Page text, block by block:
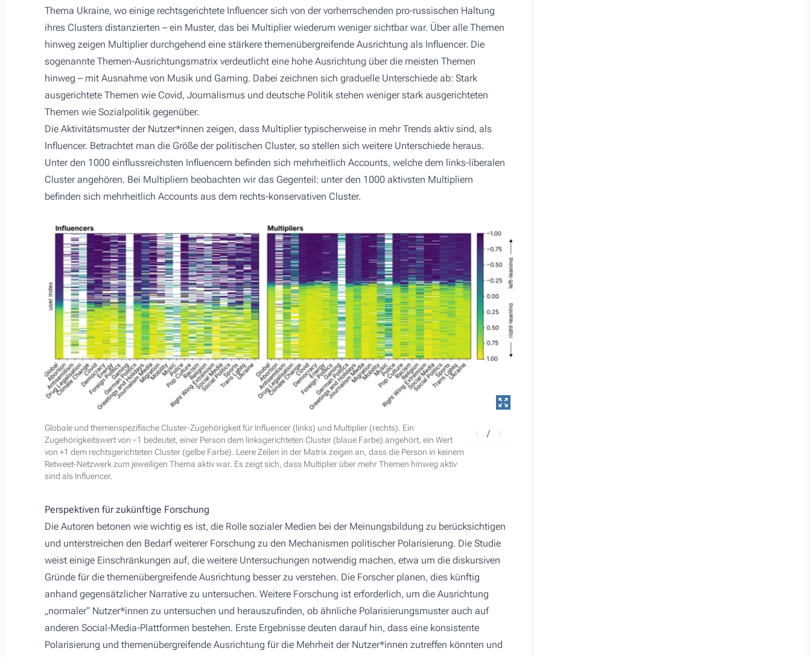
Thema Ukraine, wo einige rechtsgerichtete Influencer sich von der vorherrschenden pro-russischen Haltung
ihres Clusters distanzierten – ein Muster, das bei Multiplier wiederum weniger sichtbar war. Über alle Themen
hinweg zeigen Multiplier durchgehend eine stärkere themenübergreifende Ausrichtung als Influencer. Die
sogenannte Themen-Ausrichtungsmatrix verdeutlicht eine hohe Ausrichtung über die meisten Themen
hinweg – mit Ausnahme von Musik und Gaming. Dabei zeichnen sich graduelle Unterschiede ab: Stark
ausgerichtete Themen wie Covid, Journalismus und deutsche Politik stehen weniger stark ausgerichteten
Themen wie Sozialpolitik gegenüber.
Die Aktivitätsmuster der Nutzer*innen zeigen, dass Multiplier typischerweise in mehr Trends aktiv sind, als
Influencer. Betrachtet man die Größe der politischen Cluster, so stellen sich weitere Unterschiede heraus.
Unter den 1000 einflussreichsten Influencern befinden sich mehrheitlich Accounts, welche dem links-liberalen
Cluster angehören. Bei Multipliern beobachten wir das Gegenteil: unter den 1000 aktivsten Multipliern
befinden sich mehrheitlich Accounts aus dem rechts-konservativen Cluster.
Globale und themenspezifische Cluster-Zugehörigkeit für Influencer (links) und Multiplier (rechts). Ein
Zugehörigkeitswert von −1 bedeutet, einer Person dem linksgerichteten Cluster (blaue Farbe) angehört, ein Wert
von +1 dem rechtsgerichteten Cluster (gelbe Farbe). Leere Zeilen in der Matrix zeigen an, dass die Person in keinem
Retweet-Netzwerk zum jeweiligen Thema aktiv war. Es zeigt sich, dass Multiplier über mehr Themen hinweg aktiv
sind als Influencer.
/
Perspektiven für zukünftige Forschung
Die Autoren betonen wie wichtig es ist, die Rolle sozialer Medien bei der Meinungsbildung zu berücksichtigen
und unterstreichen den Bedarf weiterer Forschung zu den Mechanismen politischer Polarisierung. Die Studie
weist einige Einschränkungen auf, die weitere Untersuchungen notwendig machen, etwa um die diskursiven
Gründe für die themenübergreifende Ausrichtung besser zu verstehen. Die Forscher planen, dies künftig
anhand gegensätzlicher Narrative zu untersuchen. Weitere Forschung ist erforderlich, um die Ausrichtung
„normaler“ Nutzer*innen zu untersuchen und herauszufinden, ob ähnliche Polarisierungsmuster auch auf
anderen Social-Media-Plattformen bestehen. Erste Ergebnisse deuten darauf hin, dass eine konsistente
Polarisierung und themenübergreifende Ausrichtung für die Mehrheit der Nutzer*innen zutreffen könnten und